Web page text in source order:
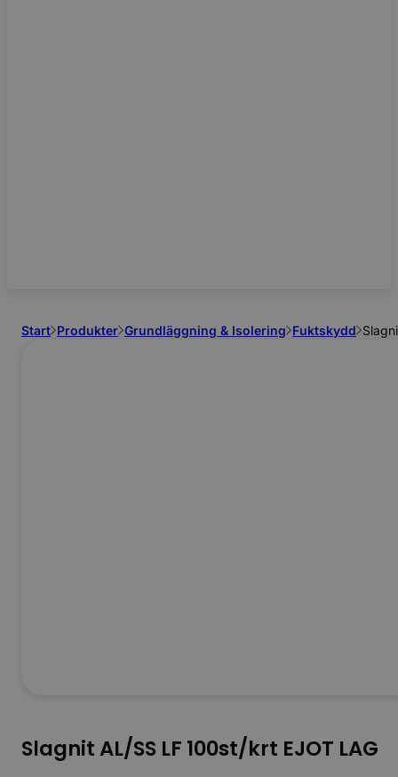
Start Produkter Grundläggning & Isolering Fuktskydd
Slagnit AL/SS LF 100st/krt EJOT LAG